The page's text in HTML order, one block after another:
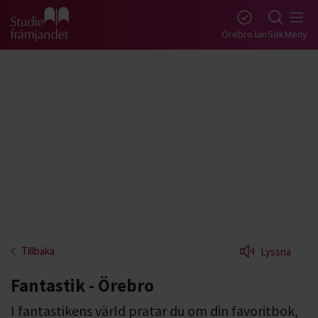
Gå till studiefrämjandets startsida Örebro länSökMeny
Tillbaka Lyssna
Fantastik - Örebro
I fantastikens värld pratar du om din favoritbok,